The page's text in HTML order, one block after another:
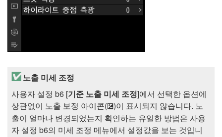
노출 미세 조정
사용자 설정 b6 [기준 노출 미세 조정]에서 선택한 옵션에
상관없이 노출 보정 아이콘(E)이 표시되지 않습니다. 노
출이 얼마나 변경되었는지 확인하는 유일한 방법은 사용
자 설정 b6의 미세 조정 메뉴에서 설정값을 보는 것입니